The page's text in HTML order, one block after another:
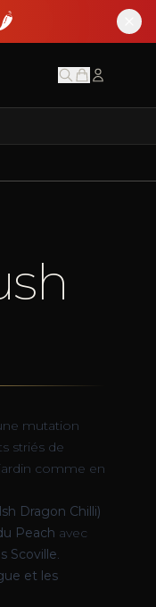
🌶️
mutation
striés de
comme en
Dragon Chilli)
Peach avec
Scoville.
et les